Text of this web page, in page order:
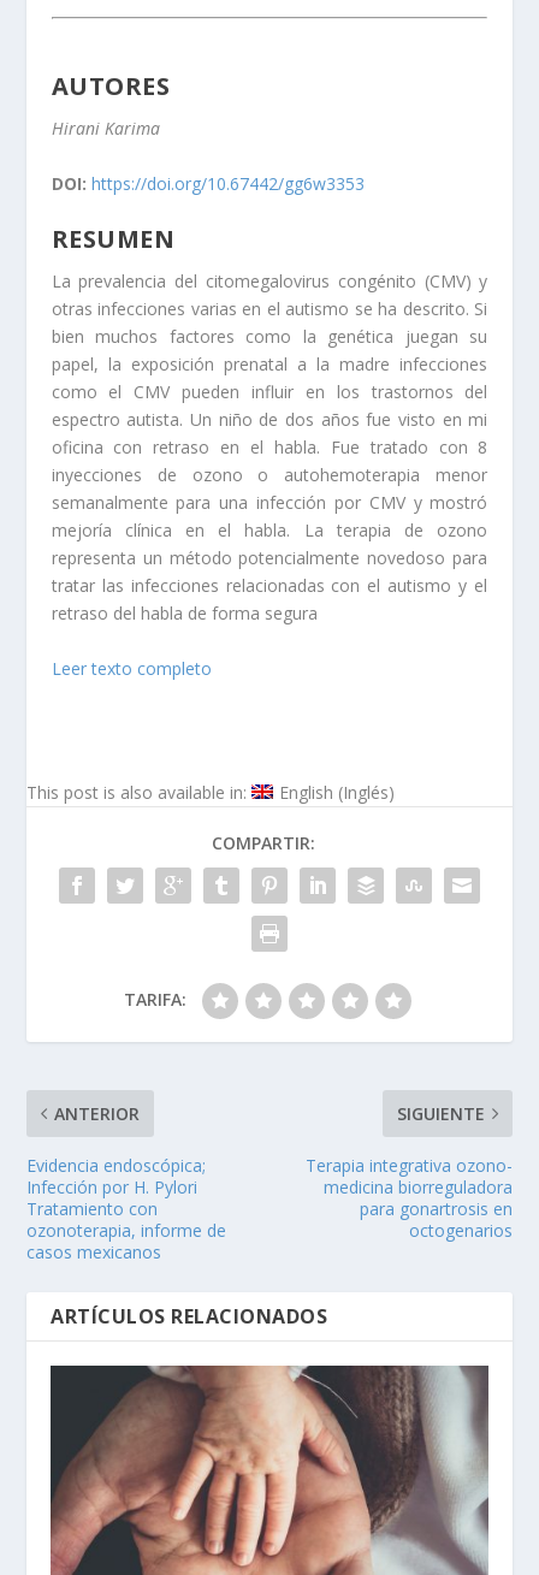
AUTORES
Hirani Karima
DOI: https://doi.org/10.67442/gg6w3353
RESUMEN
La prevalencia del citomegalovirus congénito (CMV) y
otras infecciones varias en el autismo se ha descrito. Si
bien muchos factores como la genética juegan su
papel, la exposición prenatal a la madre infecciones
como el CMV pueden influir en los trastornos del
espectro autista. Un niño de dos años fue visto en mi
oficina con retraso en el habla. Fue tratado con 8
inyecciones de ozono o autohemoterapia menor
semanalmente para una infección por CMV y mostró
mejoría clínica en el habla. La terapia de ozono
representa un método potencialmente novedoso para
tratar las infecciones relacionadas con el autismo y el
retraso del habla de forma segura
Leer texto completo
This post is also available in: English (Inglés)
COMPARTIR:
TARIFA:
ANTERIOR
Evidencia endoscópica;
Infección por H. Pylori
Tratamiento con
ozonoterapia, informe de
casos mexicanos
SIGUIENTE
Terapia integrativa ozono-
medicina biorreguladora
para gonartrosis en
octogenarios
ARTÍCULOS RELACIONADOS